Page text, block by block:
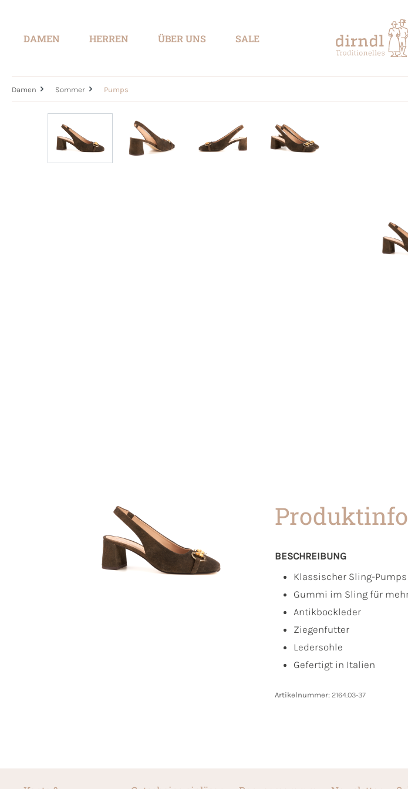
DAMEN HERREN ÜBER UNS SALE
Damen Sommer Pumps
BESCHREIBUNG
Klassischer Sling-Pumps
Gummi im Sling für
Antikbockleder
Ziegenfutter
Ledersohle
Gefertigt in Italien
Artikelnummer: 2164.03-37